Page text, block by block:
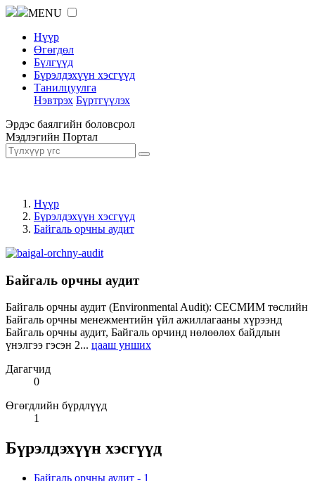
MENU
Нүүр
Өгөгдөл
Бүлгүүд
Бүрэлдэхүүн хэсгүүд
Танилцуулга
Нэвтрэх Бүртгүүлэх
Эрдэс баялгийн боловсрол
Мэдлэгийн Портал
Нүүр
Бүрэлдэхүүн хэсгүүд
Байгаль орчны аудит
Байгаль орчны аудит
Байгаль орчны аудит (Environmental Audit): СЕСМИМ төслийн
Байгаль орчны менежментийн үйл ажиллагааны хүрээнд
Байгаль орчны аудит, Байгаль орчинд нөлөөлөх байдлын
үнэлгээ гэсэн 2... цааш унших
Дагагчид
0
Өгөгдлийн бүрдлүүд
1
Бүрэлдэхүүн хэсгүүд
Байгаль орчны аудит - 1